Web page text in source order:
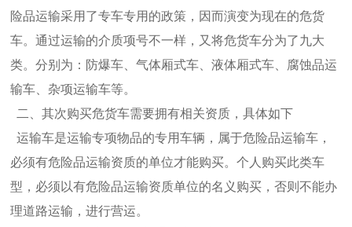
险品运输采用了专车专用的政策，因而演变为现在的危货
车。通过运输的介质项号不一样，又将危货车分为了九大
类。分别为：防爆车、气体厢式车、液体厢式车、腐蚀品运
输车、杂项运输车等。
二、其次购买危货车需要拥有相关资质，具体如下
运输车是运输专项物品的专用车辆，属于危险品运输车，
必须有危险品运输资质的单位才能购买。个人购买此类车
型，必须以有危险品运输资质单位的名义购买，否则不能办
理道路运输，进行营运。